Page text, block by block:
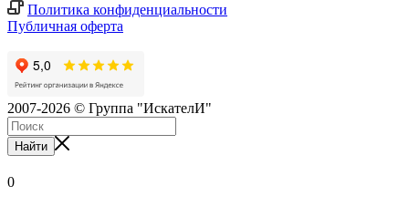
Политика конфиденциальности
Публичная оферта
2007-2026 © Группа "ИскателИ"
Найти
0